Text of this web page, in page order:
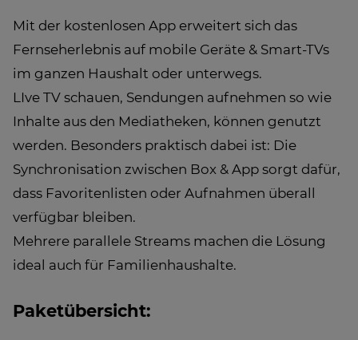
Mit der kostenlosen App erweitert sich das
Fernseherlebnis auf mobile Geräte & Smart-TVs
im ganzen Haushalt oder unterwegs.
LIve TV schauen, Sendungen aufnehmen so wie
Inhalte aus den Mediatheken, können genutzt
werden. Besonders praktisch dabei ist: Die
Synchronisation zwischen Box & App sorgt dafür,
dass Favoritenlisten oder Aufnahmen überall
verfügbar bleiben.
Mehrere parallele Streams machen die Lösung
ideal auch für Familienhaushalte.
Paketübersicht: